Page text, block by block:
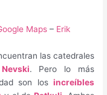
Maps – Erik
las catedrales
. Pero lo más
son los increíbles